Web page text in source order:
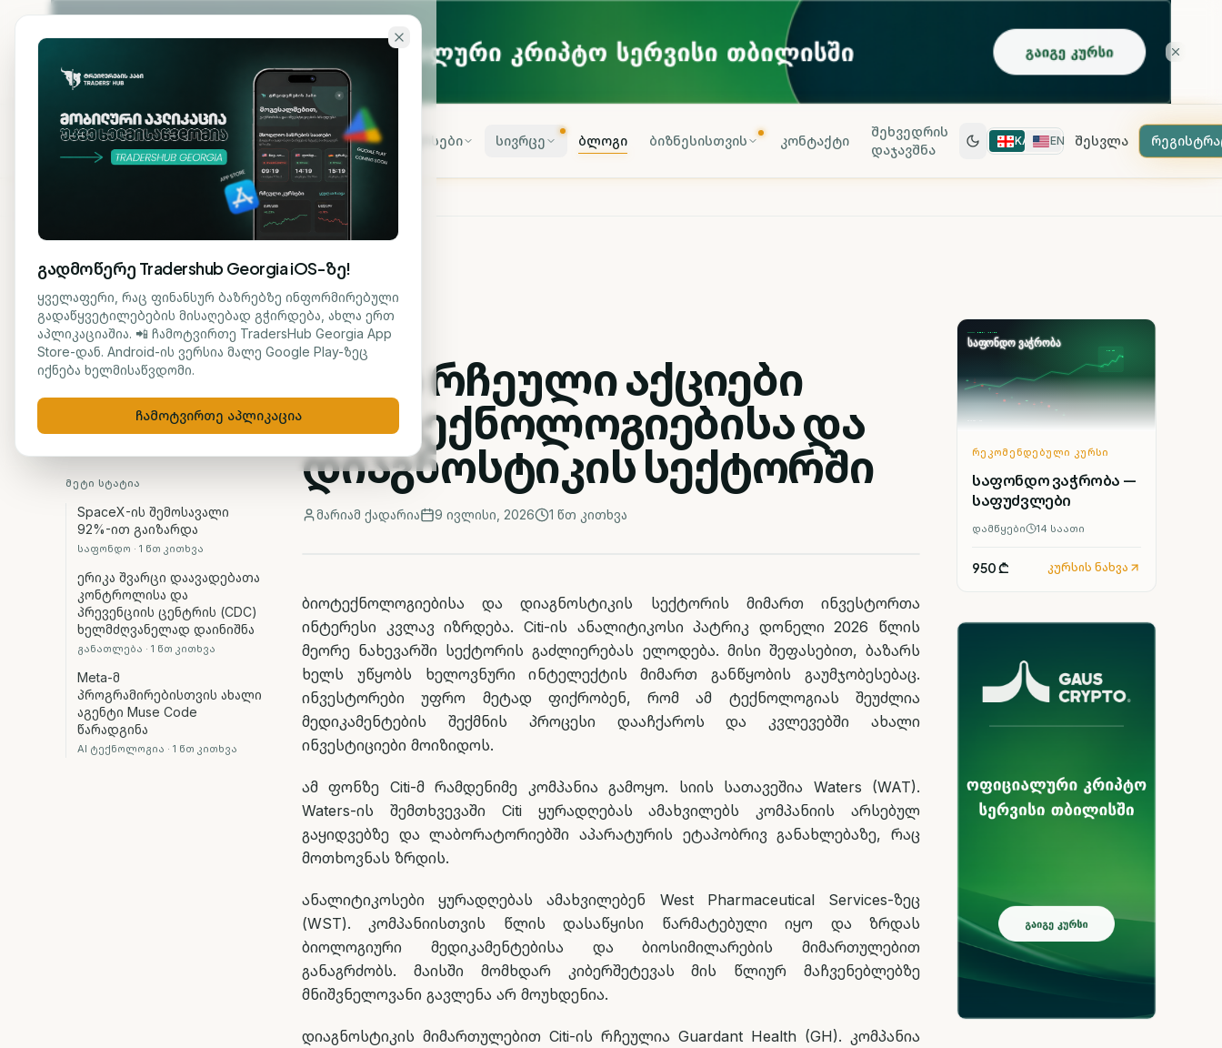
გადადი ძირითად შინაარსზე
მთავარი
ჩვენ
შესახებ
კურსები სივრცე ბლოგი ბიზნესისთვის კონტაქტი
შეხვედრის
დაჯავშნა
KA EN შესვლა
ბლოგზე დაბრუნება
მარიამ ქადარია
ᲟᲣᲠᲜᲐᲚᲘᲡᲢᲘ
ᲛᲔᲢᲘ ᲡᲢᲐᲢᲘᲐ
SpaceX-ის შემოსავალი
92%-ით გაიზარდა
საფონდო · 1 წთ კითხვა
ერიკა შვარცი დაავადებათა
კონტროლისა და
პრევენციის ცენტრის (CDC)
ხელმძღვანელად დაინიშნა
განათლება · 1 წთ კითხვა
Meta-მ
პროგრამირებისთვის ახალი
აგენტი Muse Code
წარადგინა
AI ტექნოლოგია · 1 წთ კითხვა
ᲡᲐᲤᲝᲜᲓᲝ
Citi-ს რჩეული აქციები
ბიოტექნოლოგიებისა და
დიაგნოსტიკის სექტორში
მარიამ ქადარია 9 ივლისი, 2026 1 წთ კითხვა
ბიოტექნოლოგიებისა და დიაგნოსტიკის სექტორის მიმართ ინვესტორთა
ინტერესი კვლავ იზრდება. Citi-ის ანალიტიკოსი პატრიკ დონელი 2026 წლის
მეორე ნახევარში სექტორის გაძლიერებას ელოდება. მისი შეფასებით, ბაზარს
ხელს უწყობს ხელოვნური ინტელექტის მიმართ განწყობის გაუმჯობესებაც.
ინვესტორები უფრო მეტად ფიქრობენ, რომ ამ ტექნოლოგიას შეუძლია
მედიკამენტების შექმნის პროცესი დააჩქაროს და კვლევებში ახალი
ინვესტიციები მოიზიდოს.
ამ ფონზე Citi-მ რამდენიმე კომპანია გამოყო. სიის სათავეშია Waters (WAT).
Waters-ის შემთხვევაში Citi ყურადღებას ამახვილებს კომპანიის არსებულ
გაყიდვებზე და ლაბორატორიებში აპარატურის ეტაპობრივ განახლებაზე, რაც
მოთხოვნას ზრდის.
ანალიტიკოსები ყურადღებას ამახვილებენ West Pharmaceutical Services-ზეც
(WST). კომპანიისთვის წლის დასაწყისი წარმატებული იყო და ზრდას
ბიოლოგიური მედიკამენტებისა და ბიოსიმილარების მიმართულებით
განაგრძობს. მაისში მომხდარ კიბერშეტევას მის წლიურ მაჩვენებლებზე
მნიშვნელოვანი გავლენა არ მოუხდენია.
დიაგნოსტიკის მიმართულებით Citi-ის რჩეულია Guardant Health (GH). კომპანია
ᲠᲔᲙᲝᲛᲔᲜᲓᲔᲑᲣᲚᲘ ᲙᲣᲠᲡᲘ
საფონდო ვაჭრობა —
საფუძვლები
დამწყები 14 საათი
950 ₾ კურსის ნახვა
გადმოწერე Tradershub Georgia iOS-ზე!
ყველაფერი, რაც ფინანსურ ბაზრებზე ინფორმირებული
გადაწყვეტილებების მისაღებად გჭირდება, ახლა ერთ
აპლიკაციაშია. 📲 ჩამოტვირთე TradersHub Georgia App
Store-დან. Android-ის ვერსია მალე Google Play-ზეც
იქნება ხელმისაწვდომი.
ჩამოტვირთე აპლიკაცია